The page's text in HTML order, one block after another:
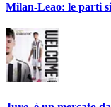
Milan-Leao: le parti